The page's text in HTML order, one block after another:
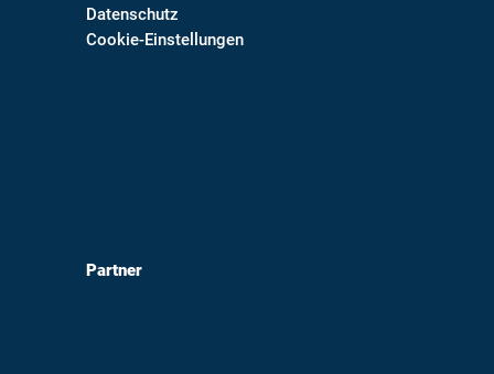
Datenschutz
Cookie-Einstellungen
Partner